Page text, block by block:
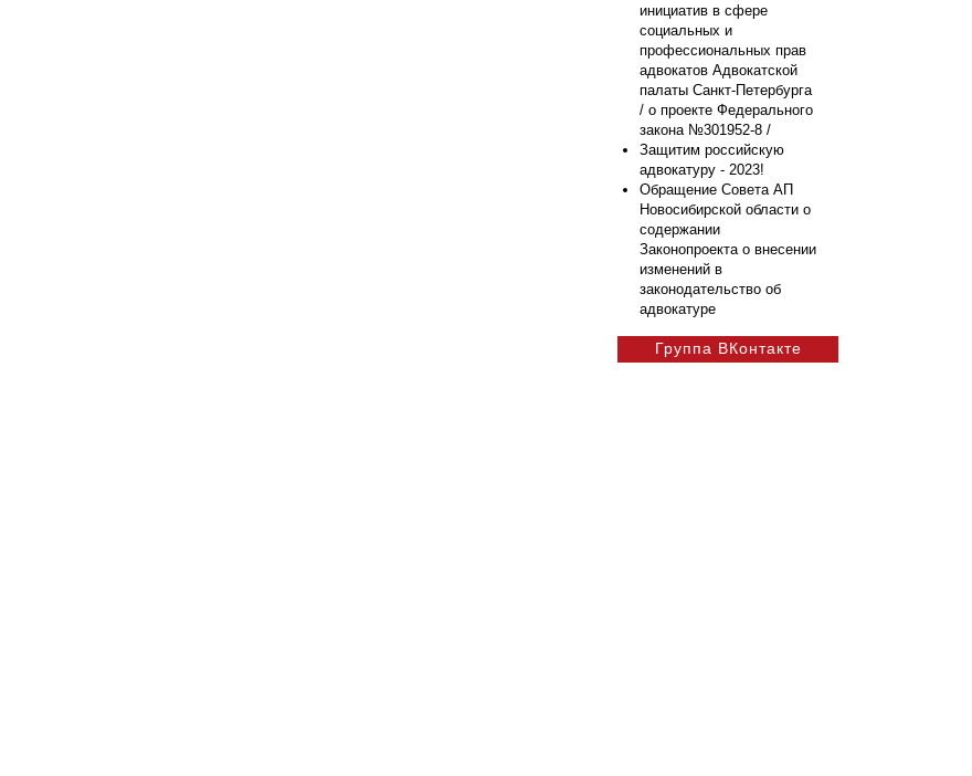
инициатив в сфере
социальных и
профессиональных прав
адвокатов Адвокатской
палаты Санкт-Петербурга
/ о проекте Федерального
закона №301952-8 /
Защитим российскую
адвокатуру - 2023!
Обращение Совета АП
Новосибирской области о
содержании
Законопроекта о внесении
изменений в
законодательство об
адвокатуре
Группа ВКонтакте